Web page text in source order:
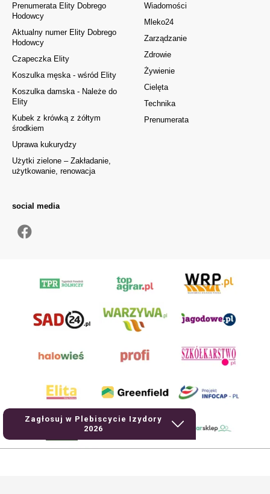
Zagłosuj w Plebiscycie Izydory
2026
Wiadomości
Mleko24
Zarządzanie
Zdrowie
Żywienie
Cielęta
Technika
Prenumerata
Prenumerata Elity Dobrego
Hodowcy
Aktualny numer Elity Dobrego
Hodowcy
Czapeczka Elity
Koszulka męska - wśród Elity
Koszulka damska - Należe do
Elity
Kubek z krówką z żółtym
środkiem
Uprawa kukurydzy
Użytki zielone – Zakładanie,
użytkowanie, renowacja
social media